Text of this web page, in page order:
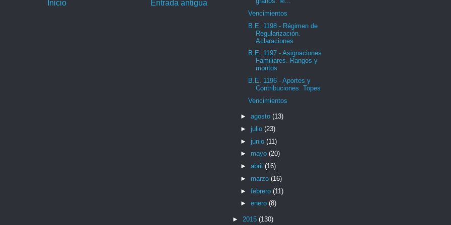
Entrada antigua
Inicio
Vencimientos
B.E. 1198 - Régimen de
Regularización.
Aclaraciones
B.E. 1197 - Asignaciones
Familiares. Rangos y
montos
B.E. 1196 - Aportes y
Contribuciones. Topes
Vencimientos
► agosto (13)
► julio (23)
► junio (11)
► mayo (20)
► abril (16)
► marzo (16)
► febrero (11)
► enero (8)
► 2015 (130)